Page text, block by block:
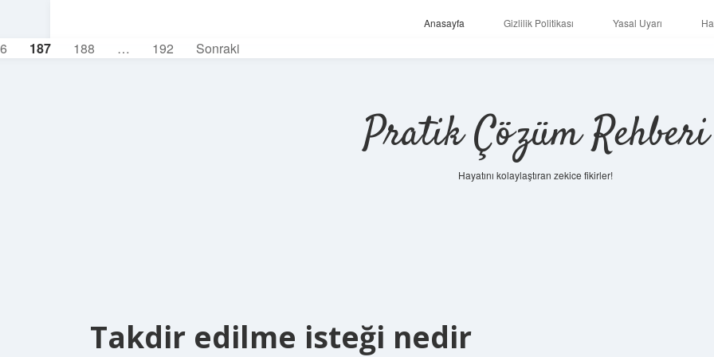
Anasayfa Gizlilik Politikası Yasal Uyarı
Pratik Çözüm Rehberi
Hayatını kolaylaştıran zekice fikirler!
Takdir edilme isteği nedir
187 188 … 192 Sonraki